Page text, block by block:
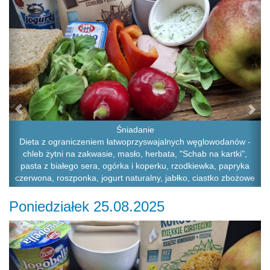
Śniadanie
Dieta z ograniczeniem łatwoprzyswajalnych węglowodanów -
chleb żytni na zakwasie, masło, herbata, "Schab na kartki",
pasta z białego sera, ogórka i koperku, rzodkiewka, papryka
czerwona, roszponka, jogurt naturalny, jabłko, ciastko zbożowe
Poniedziałek 25.08.2025
Previous